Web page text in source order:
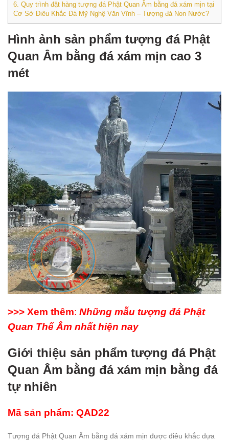
6. Quy trình đặt hàng tượng đá Phật Quan Âm bằng đá xám mịn tại
Cơ Sở Điêu Khắc Đá Mỹ Nghệ Văn Vĩnh – Tượng đá Non Nước?
Hình ảnh sản phẩm tượng đá Phật
Quan Âm bằng đá xám mịn cao 3
mét
>>> Xem thêm: Những mẫu tượng đá Phật
Quan Thế Âm nhất hiện nay
Giới thiệu sản phẩm tượng đá Phật
Quan Âm bằng đá xám mịn bằng đá
tự nhiên
Mã sản phẩm: QAD22
Tượng đá Phật Quan Âm bằng đá xám mịn được điêu khắc dựa